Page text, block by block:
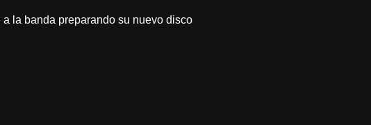
la banda preparando su nuevo disco